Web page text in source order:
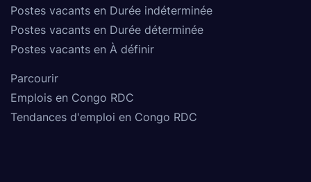
Postes vacants en Durée indéterminée
Postes vacants en Durée déterminée
Postes vacants en À définir
Parcourir
Emplois en Congo RDC
Tendances d'emploi en Congo RDC